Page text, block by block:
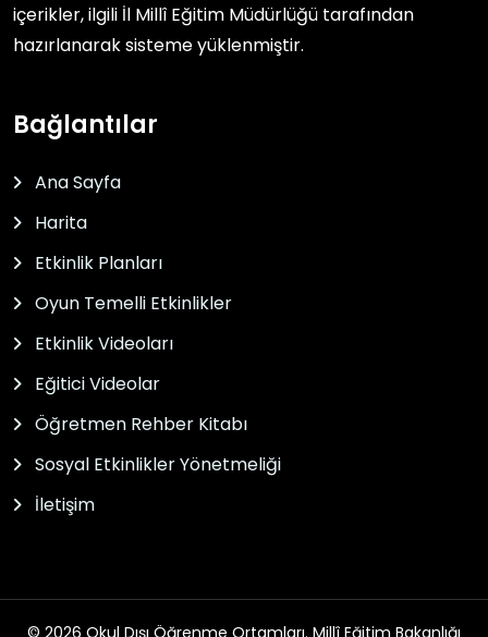
içerikler, ilgili İl Millî Eğitim Müdürlüğü tarafından
hazırlanarak sisteme yüklenmiştir.
Bağlantılar
Ana Sayfa
Harita
Etkinlik Planları
Oyun Temelli Etkinlikler
Etkinlik Videoları
Eğitici Videolar
Öğretmen Rehber Kitabı
Sosyal Etkinlikler Yönetmeliği
İletişim
© 2026 Okul Dışı Öğrenme Ortamları. Millî Eğitim Bakanlığı